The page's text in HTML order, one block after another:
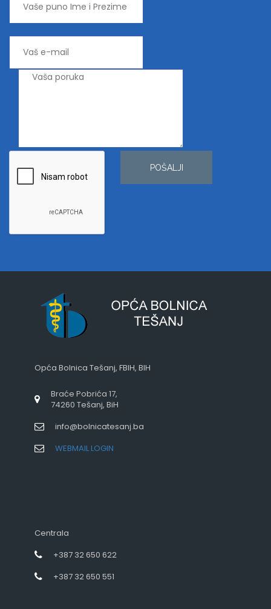
POŠALJI
Opća Bolnica Tešanj, FBIH, BIH
Braće Pobrića 17,
74260 Tešanj, BiH
info@bolnicatesanj.ba
WEBMAIL LOGIN
Centrala
+387 32 650 622
+387 32 650 551